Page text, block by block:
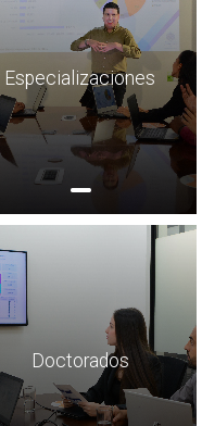
Especializaciones
Doctorados